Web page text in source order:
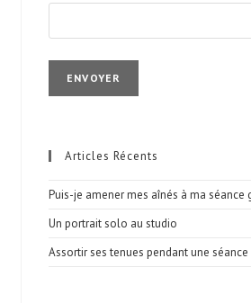
Articles Récents
Puis-je amener mes aînés à ma séance
Un portrait solo au studio
Assortir ses tenues pendant une séance